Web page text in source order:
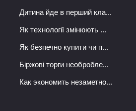
Дитина йде в перший кла...
Як технології змінюють ...
Як безпечно купити чи п...
Біржові торги необробле...
Как экономить незаметно...